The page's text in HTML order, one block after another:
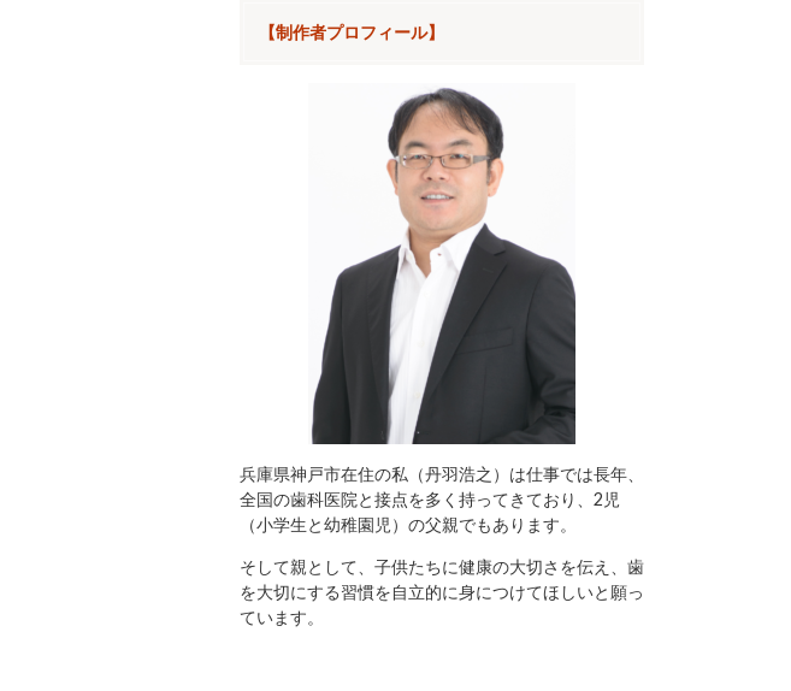
【制作者プロフィール】
兵庫県神戸市在住の私（丹羽浩之）は仕事では長年、
全国の歯科医院と接点を多く持ってきており、2児
（小学生と幼稚園児）の父親でもあります。
そして親として、子供たちに健康の大切さを伝え、歯
を大切にする習慣を自立的に身につけてほしいと願っ
ています。